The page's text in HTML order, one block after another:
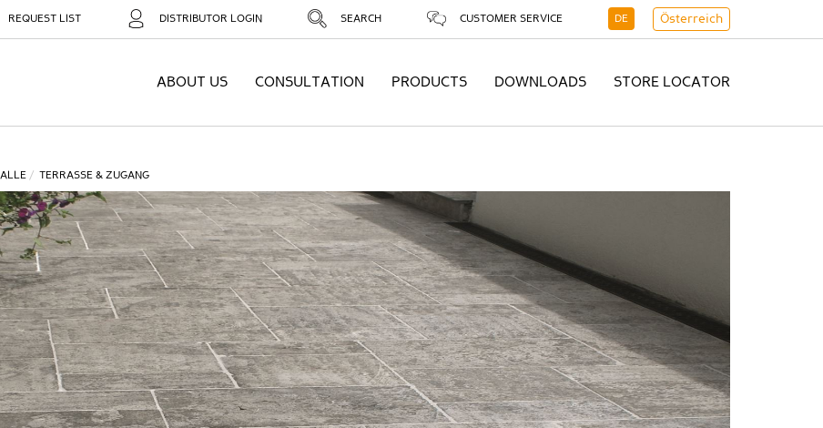
REQUEST LIST DISTRIBUTOR LOGIN SEARCH CUSTOMER SERVICE DE Österreich
ABOUT US CONSULTATION PRODUCTS DOWNLOADS STORE LOCATOR
ALLE TERRASSE & ZUGANG